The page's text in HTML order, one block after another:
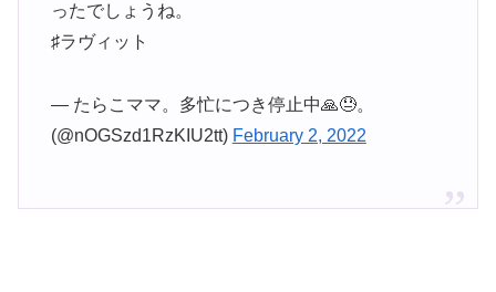
ったでしょうね。
♯ラヴィット
— たらこママ。多忙につき停止中🙏😓。
(@nOGSzd1RzKIU2tt) February 2, 2022